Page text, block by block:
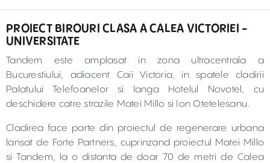
PROIECT BIROURI CLASA A CALEA VICTORIEI -
UNIVERSITATE
Tandem este amplasat in zona ultracentrala a
Bucurestiului, adiacent Caii Victoria, in spatele cladirii
Palatului Telefoanelor si langa Hotelul Novotel, cu
deschidere catre strazile Matei Millo si Ion Otetelesanu.
Cladirea face parte din proiectul de regenerare urbana
lansat de Forte Partners, cuprinzand proiectul Matei Millo
si Tandem, la o distanta de doar 70 de metri de Calea